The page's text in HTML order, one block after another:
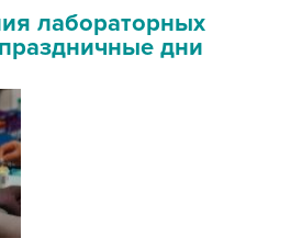
лабораторных
дни